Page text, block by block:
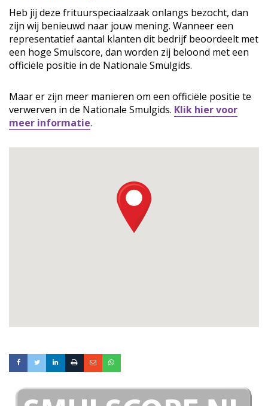
Heb jij deze frituurspeciaalzaak onlangs bezocht, dan
zijn wij benieuwd naar jouw mening. Wanneer een
representatief aantal klanten dit bedrijf beoordeelt met
een hoge Smulscore, dan worden zij beloond met een
officiële positie in de Nationale Smulgids.
Maar er zijn meer manieren om een officiële positie te
verwerven in de Nationale Smulgids. Klik hier voor
meer informatie.